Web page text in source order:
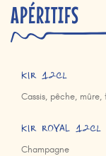
APÉRITIFS
KIR 12cl
Cassis, pêche,
KIR ROYAL 12cl
Champagne